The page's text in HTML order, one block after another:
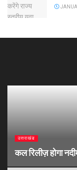
उत्तराखंड
कल रिलीज़ होगा